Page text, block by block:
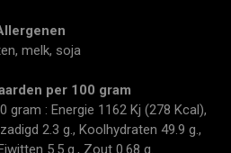
melk, soja
per 100 gram
gram : Energie 1162 Kj (278 Kcal),
2.3 g., Koolhydraten 49.9 g.,
5.5 g., Zout 0.68 g.